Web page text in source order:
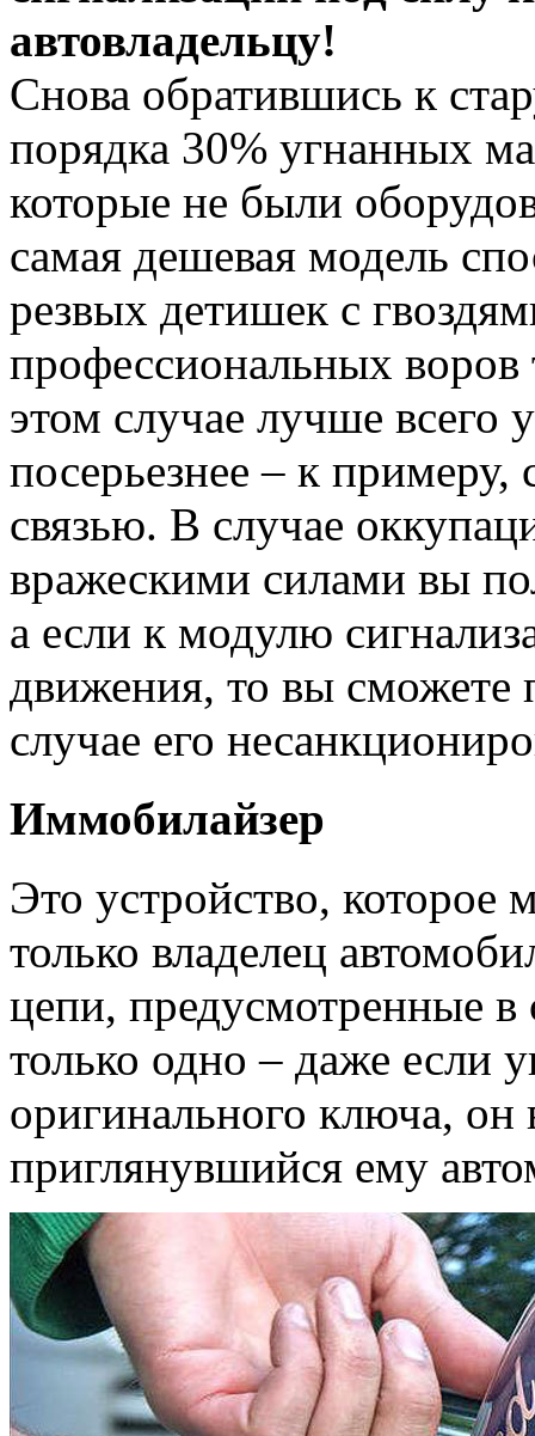
автовладельцу!
Снова обратившись к
порядка 30% угнанных
которые не были
самая дешевая модель
резвых детишек с
профессиональных воров
этом случае лучше всего
посерьезнее – к
связью. В случае
вражескими силами вы
а если к модулю
движения, то вы сможете
случае его
Иммобилайзер
Это устройство,
только владелец
цепи, предусмотренные в
только одно – даже если
оригинального ключа, он
приглянувшийся ему